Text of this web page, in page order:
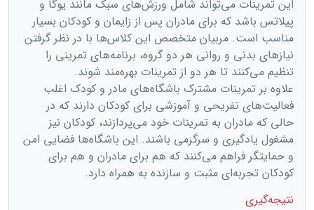
این تمرینات می‌تواند شامل ورزش‌های سبک مانند یوگا و
پیلاتس باشد که برای مادران پس از زایمان و کودکان بسیار
مناسب است. مربیان متخصص این کلاس‌ها با در نظر گرفتن
نیازهای بدنی و روانی هر دو گروه، برنامه‌های تمرینی را
تنظیم می‌کنند تا هر دو از تمرینات بهره‌مند شوند.
علاوه بر تمرینات مشترک باشگاه‌های مادر و کودک اغلب
فعالیت‌های تفریحی و آموزشی برای کودکان دارند که در
حالی که مادران به تمرینات خود می‌پردازند، کودکان نیز
مشغول یادگیری و سرگرمی باشند. این باشگاه‌ها فضایی امن
و حمایتگر فراهم می‌کنند که هم برای مادران و هم برای
کودکان تجربه‌ای مثبت و سازنده به همراه دارد.
نتیجه‌گیری